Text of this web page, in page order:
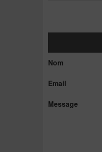
Nom
Email
Message